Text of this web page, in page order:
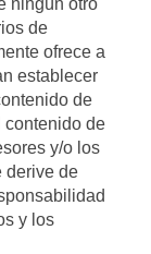
ningún otro
de
ofrece a
establecer
de
contenido de
y/o los
derive de
y los